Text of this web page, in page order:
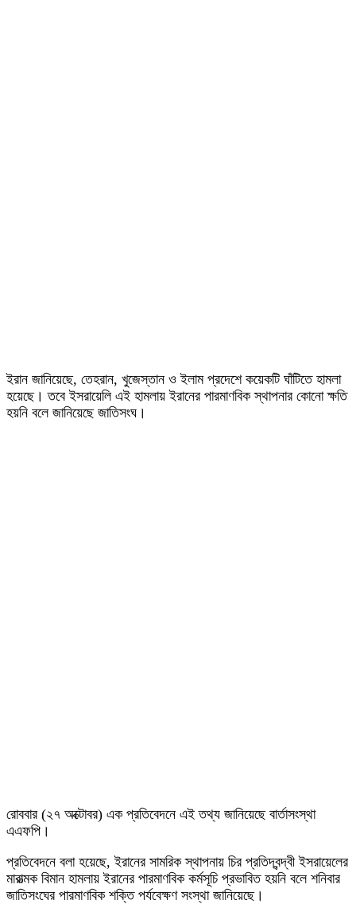
ইরান জানিয়েছে, তেহরান, খুজেস্তান ও ইলাম প্রদেশে কয়েকটি ঘাঁটিতে হামলা
হয়েছে। তবে ইসরায়েলি এই হামলায় ইরানের পারমাণবিক স্থাপনার কোনো ক্ষতি
হয়নি বলে জানিয়েছে জাতিসংঘ।
রোববার (২৭ অক্টোবর) এক প্রতিবেদনে এই তথ্য জানিয়েছে বার্তাসংস্থা
এএফপি।
প্রতিবেদনে বলা হয়েছে, ইরানের সামরিক স্থাপনায় চির প্রতিদ্বন্দ্বী ইসরায়েলের
মারাত্মক বিমান হামলায় ইরানের পারমাণবিক কর্মসূচি প্রভাবিত হয়নি বলে শনিবার
জাতিসংঘের পারমাণবিক শক্তি পর্যবেক্ষণ সংস্থা জানিয়েছে।